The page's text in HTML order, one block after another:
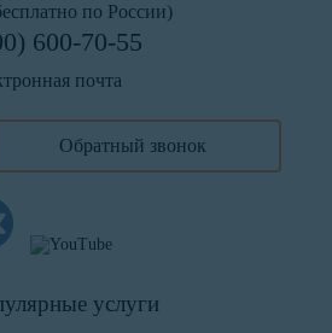
по России)
600-70-55
почта
Обратный звонок
услуги